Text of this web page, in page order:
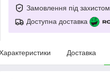
Замовлення під захистом
Доступна доставка
Доставка